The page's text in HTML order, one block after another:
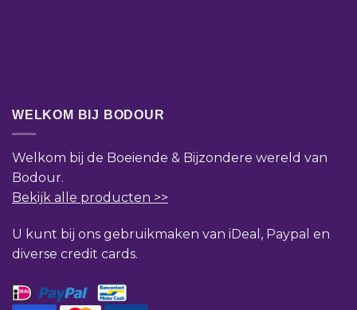
WELKOM BIJ BODOUR
Welkom bij de Boeiende & Bijzondere wereld van
Bodour.
Bekijk alle producten >>
U kunt bij ons gebruikmaken van iDeal, Paypal en
diverse credit cards.